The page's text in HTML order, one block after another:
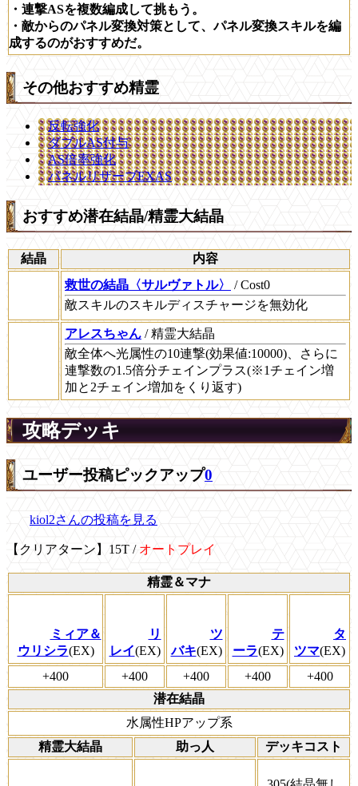
・連撃ASを複数編成して挑もう。
・敵からのパネル変換対策として、パネル変換スキルを編
成するのがおすすめだ。
その他おすすめ精霊
反転強化
ダブルAS付与
AS倍率強化
パネルリザーブEXAS
おすすめ潜在結晶/精霊大結晶
結晶
内容
救世の結晶〈サルヴァトル〉
/ Cost0
敵スキルのスキルディスチャージを無効化
アレスちゃん / 精霊大結晶
敵全体へ光属性の10連撃(効果値:10000)、さらに
連撃数の1.5倍分チェインプラス(※1チェイン増
加と2チェイン増加をくり返す)
攻略デッキ
ユーザー投稿ピックアップ0
kiol2さんの投稿を見る
【クリアターン】15T / オートプレイ
精霊＆マナ
ミィア＆
ウリシラ(EX)
リ
レイ(EX)
ツ
バキ(EX)
テ
ーラ(EX)
タ
ツマ(EX)
+400
+400 +400 +400
+400
潜在結晶
水属性HPアップ系
精霊大結晶
助っ人 デッキコスト